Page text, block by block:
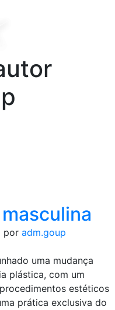
por adm.goup
uma mudança
plástica, com um
estéticos
prática exclusiva do